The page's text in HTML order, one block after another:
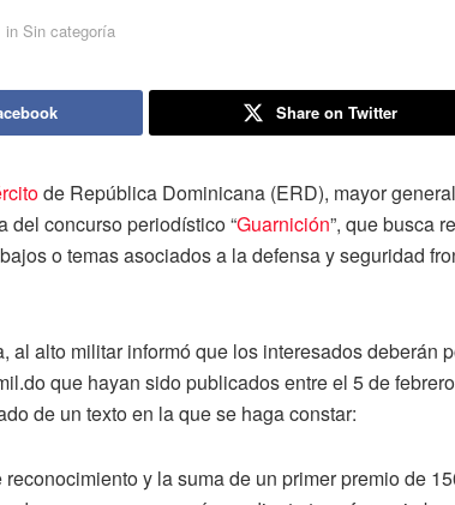
in Sin categoría
Share on Twitter
de República Dominicana (ERD), mayor
del concurso periodístico “Guarnición”, que busca
o temas asociados a la defensa y seguridad
al alto militar informó que los interesados deberán
que hayan sido publicados entre el 5 de
de un texto en la que se haga constar:
y la suma de un primer premio de